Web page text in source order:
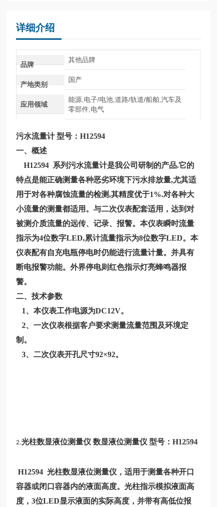
详细介绍
品牌
其他品牌
产地类别
国产
应用领域
能源,电子/电池,道路/轨道/船舶,汽车及
零部件,电气
污水流量计型号：H12594
一、概述
H12594 系列污水流量计是我公司研制的产品.它的
特点是能正确测量各种恶劣环境下污水排放量,尤其适
用于对各种腐蚀流量的检测,其精度优于1%.对各种大
小流量的测量都适用。与二次仪表配套适用，达到对
被测介质流量的远传、记录、报警。本仪表瞬时流量
指示为4位数字LED,累计流量指示为8位数字LED。本
仪表配有自充电瓶停电时仍能进行流量计量。并具有
断电报警功能。外界停电则红色指示灯亮蜂鸣器报
警。
二、技术参数
1、本仪表工作电源为DC12V。
2、一次仪表根据客户要求测量流量范围及环境定
制。
3、二次仪表开孔尺寸92×92。
2.光柱数显液位测量仪 数显液位测量仪 型号：H12594
H12594光柱数显液位测量仪，适用于测量各种开口
容器或闭口容器内的液面高度。光柱指示模拟液面高
度，3位LED显示液面的实际高度，并带有高低位报